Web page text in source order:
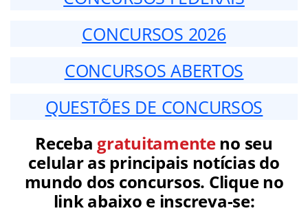
CONCURSOS 2026
CONCURSOS ABERTOS
QUESTÕES DE CONCURSOS
Receba gratuitamenteno seu
celular as principais notícias do
mundo dos concursos. Clique no
link abaixo e inscreva-se: